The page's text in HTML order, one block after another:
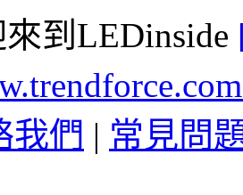
到LEDinside
我們 | 常見問